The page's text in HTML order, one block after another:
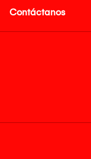
Contáctanos